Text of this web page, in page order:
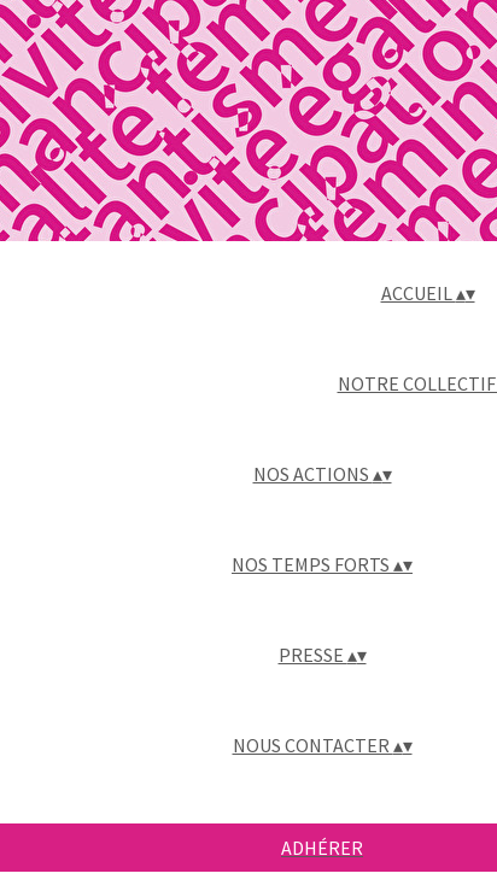
ACCUEIL▴▾
NOTRE COLLECTIF
NOS ACTIONS ▴▾
NOS TEMPS FORTS ▴▾
PRESSE ▴▾
NOUS CONTACTER ▴▾
ADHÉRER